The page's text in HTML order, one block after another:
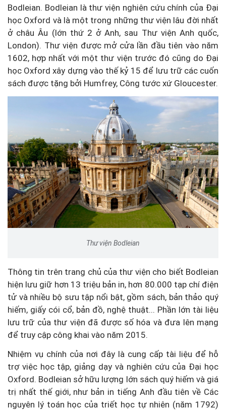
Bodleian. Bodleian là thư viện nghiên cứu chính của Đại
học Oxford và là một trong những thư viện lâu đời nhất
ở châu Âu (lớn thứ 2 ở Anh, sau Thư viện Anh quốc,
London). Thư viện được mở cửa lần đầu tiên vào năm
1602, hợp nhất với một thư viện trước đó cũng do Đại
học Oxford xây dựng vào thế kỷ 15 để lưu trữ các cuốn
sách được tặng bởi Humfrey, Công tước xứ Gloucester.
Thư viện Bodleian
Thông tin trên trang chủ của thư viện cho biết Bodleian
hiện lưu giữ hơn 13 triệu bản in, hơn 80.000 tạp chí điện
tử và nhiều bộ sưu tập nổi bật, gồm sách, bản thảo quý
hiếm, giấy cói cổ, bản đồ, nghệ thuật... Phần lớn tài liệu
lưu trữ của thư viện đã được số hóa và đưa lên mạng
để truy cập công khai vào năm 2015.
Nhiệm vụ chính của nơi đây là cung cấp tài liệu để hỗ
trợ việc học tập, giảng dạy và nghiên cứu của Đại học
Oxford. Bodleian sở hữu lượng lớn sách quý hiếm và giá
trị nhất thế giới, như bản in tiếng Anh đầu tiên về Các
nguyên lý toán học của triết học tự nhiên (năm 1792)